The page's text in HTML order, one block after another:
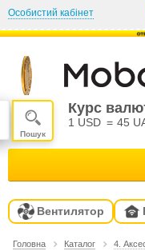
Особистий кабінет
Курс
1 USD = 45
Вентилятор
Головна Каталог 4.